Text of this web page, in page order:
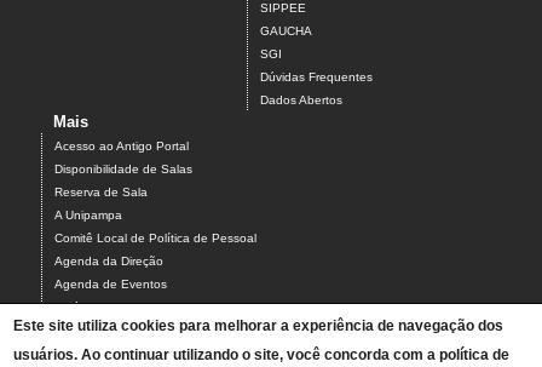
SIPPEE
GAUCHA
SGI
Dúvidas Frequentes
Dados Abertos
Mais
Acesso ao Antigo Portal
Disponibilidade de Salas
Reserva de Sala
A Unipampa
Comitê Local de Política de Pessoal
Agenda da Direção
Agenda de Eventos
Estágios
Relatório de Gestão
Infraestrutura do Campus
Este site utiliza cookies para melhorar a experiência de navegação dos
usuários. Ao continuar utilizando o site, você concorda com a política de